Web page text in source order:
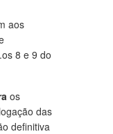
aos
8 e 9 do
os
das
definitiva